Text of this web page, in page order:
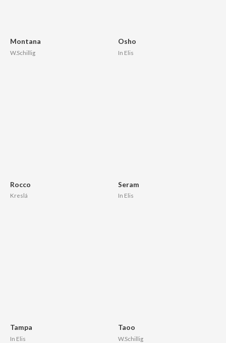
Montana
W.Schillig
Osho
In Elis
Rocco
Kreslá
Seram
In Elis
Tampa
In Elis
Taoo
W.Schillig